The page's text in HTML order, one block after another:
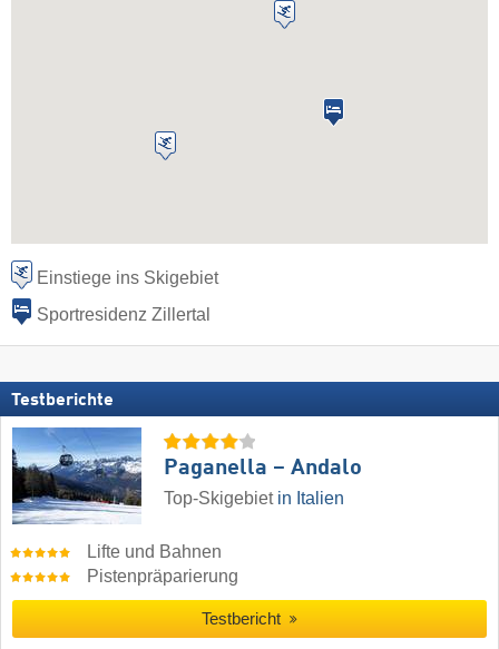
Einstiege ins Skigebiet
Sportresidenz Zillertal
Testberichte
Paganella – Andalo
Top-Skigebiet in Italien
Lifte und Bahnen
Pistenpräparierung
Testbericht